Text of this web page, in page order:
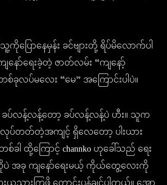
ြောနေမှန်း ခင်ဗျားတို့ ရိပ်မိလောက်ပါ
နော်ရေးခဲ့တဲ့ ဇာတ်လမ်း “ကျနော့်
ခုလပ်မလေး “မေ” အကြောင်းပါပဲ။
ခပ်လန့်လန့်တော့ ခပ်လန့်လန့်ပဲ ဟီး။ သူက
တတ်တဲ့အကျင့် ရှိလေတော့ ပါးယား
ခါ ထို့ကြောင့် channko ဟုခေါ်သည် ရေး
အခု ကျနော်ရေးမယ့် ကိုယ်တွေ့လေးကို